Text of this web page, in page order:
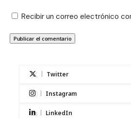
Recibir un correo electrónico
Twitter
Instagram
LinkedIn